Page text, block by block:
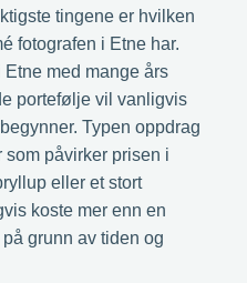
tingene er hvilken
fotografen i Etne har.
Etne med mange års
portefølje vil vanligvis
Typen oppdrag
påvirker prisen i
eller et stort
koste mer enn en
grunn av tiden og